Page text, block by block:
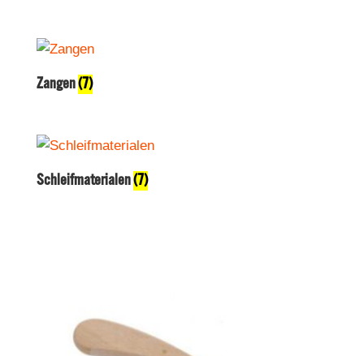
Zangen(7)
Schleifmaterialen(7)